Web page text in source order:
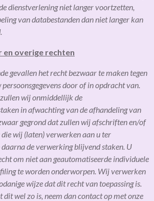
dienstverlening niet langer voortzetten,
van databestanden dan niet langer kan
en overige rechten
gevallen het recht bezwaar te maken tegen
door of in opdracht van.
wij onmiddellijk de
in afwachting van de afhandeling van
gegrond dat zullen wij afschriften en/of
die wij (laten) verwerken aan u ter
de verwerking blijvend staken. U
om niet aan geautomatiseerde individuele
te worden onderworpen. Wij verwerken
wijze dat dit recht van toepassing is.
dit wel zo is, neem dan contact op met onze